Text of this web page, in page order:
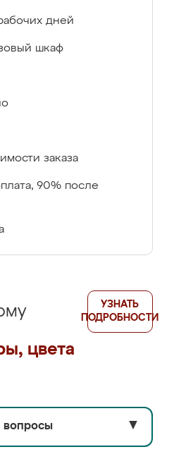
дней
шкаф
заказа
90% после
цвета
УЗНАТЬ
ПОДРОБНОСТИ
вопросы ▼